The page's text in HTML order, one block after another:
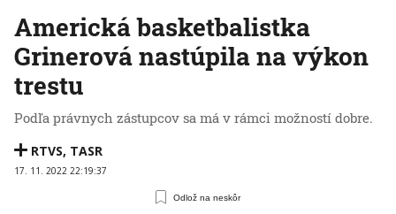
Americká basketbalistka
Grinerová nastúpila na výkon
trestu
Podľa právnych zástupcov sa má v rámci možností dobre.
RTVS, TASR
17. 11. 2022 22:19:37
Odlož na neskôr